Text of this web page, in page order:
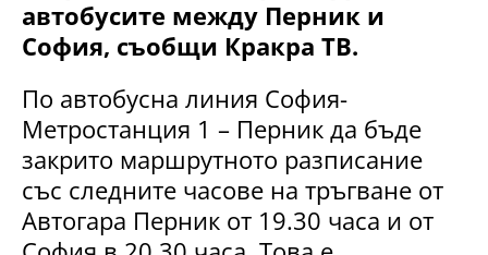
автобусите между Перник и
София, съобщи Кракра ТВ.
По автобусна линия София-
Метростанция 1 – Перник да бъде
закрито маршрутното разписание
със следните часове на тръгване от
Автогара Перник от 19.30 часа и от